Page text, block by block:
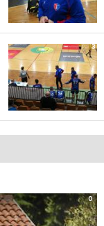
3
0